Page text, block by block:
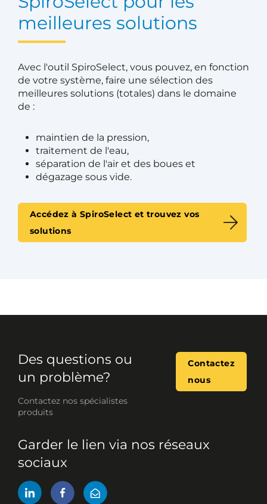
meilleures solutions
Avec l'outil SpiroSelect, vous pouvez, en fonction
de votre système, faire une sélection des
meilleures solutions (totales) dans le domaine
de :
maintien de la pression,
traitement de l'eau,
séparation de l'air et des boues et
dégazage sous vide.
Accédez à SpiroSelect et trouvez vos
solutions
Des questions ou
un problème?
Contactez nos spécialistes
produits
Contactez
nous
Garder le lien via nos réseaux
sociaux